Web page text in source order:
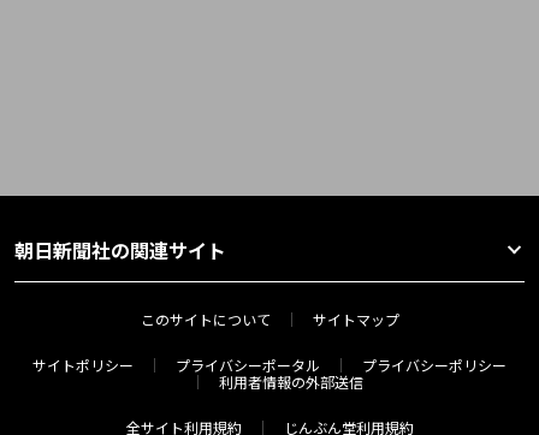
朝日新聞社の関連サイト
このサイトについて サイトマップ
サイトポリシー プライバシーポータル
プライバシーポリシー
利用者情報の外部送信
全サイト利用規約 じんぶん堂利用規約